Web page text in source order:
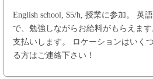
English school, $5/h, 授業に参加。 英
で、勉強しながらお給料がもらえま
支払いします。 ロケーションはいく
る方はご連絡下さい！